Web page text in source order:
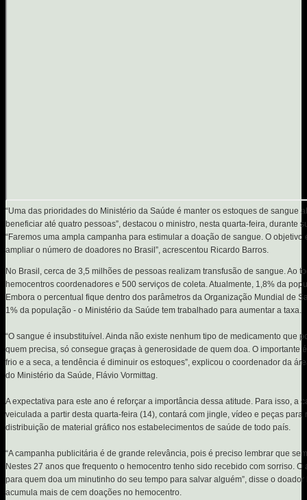
“Uma das prioridades do Ministério da Saúde é manter os estoques de sangue
beneficiar até quatro pessoas”, destacou o ministro, nesta quarta-feira, durante
“Faremos uma ampla campanha para estimular a doação de sangue. O
ampliar o número de doadores no Brasil”, acrescentou Ricardo Barros.
No Brasil, cerca de 3,5 milhões de pessoas realizam transfusão de sangue. Ao
hemocentros coordenadores e 500 serviços de coleta. Atualmente, 1,8% da
Embora o percentual fique dentro dos parâmetros da Organização Mundial de
1% da população - o Ministério da Saúde tem trabalhado para aumentar a taxa.
“O sangue é insubstituível. Ainda não existe nenhum tipo de medicamento que
quem precisa, só consegue graças à generosidade de quem doa. O importante
frio e a seca, a tendência é diminuir os estoques”, explicou o coordenador da
do Ministério da Saúde, Flávio Vormittag.
A expectativa para este ano é reforçar a importância dessa atitude. Para isso, a
veiculada a partir desta quarta-feira (14), contará com jingle, vídeo e peças para
distribuição de material gráfico nos estabelecimentos de saúde de todo país.
“A campanha publicitária é de grande relevância, pois é preciso lembrar que
Nestes 27 anos que frequento o hemocentro tenho sido recebido com sorriso.
para quem doa um minutinho do seu tempo para salvar alguém”, disse o
acumula mais de cem doações no hemocentro.